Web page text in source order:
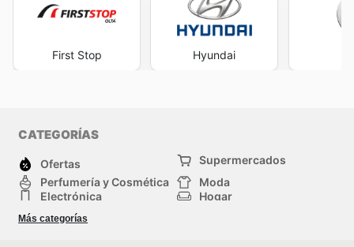
First Stop Hyundai
CATEGORÍAS
Ofertas
Supermercados
Perfumería y Cosmética
Moda
Electrónica
Hogar
Deporte
Juguetes y bebés
Más categorías